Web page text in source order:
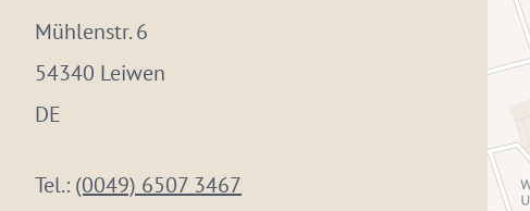
Mühlenstr. 6
54340 Leiwen
DE
Tel.: (0049) 6507 3467